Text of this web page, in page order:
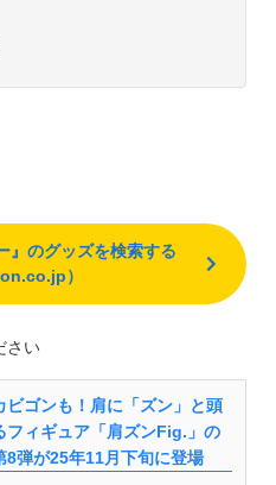
』のグッズを検索する
）
さい
ビゴンも！肩に「ズン」と頭
フィギュア「肩ズンFig.」の
8弾が25年11月下旬に登場